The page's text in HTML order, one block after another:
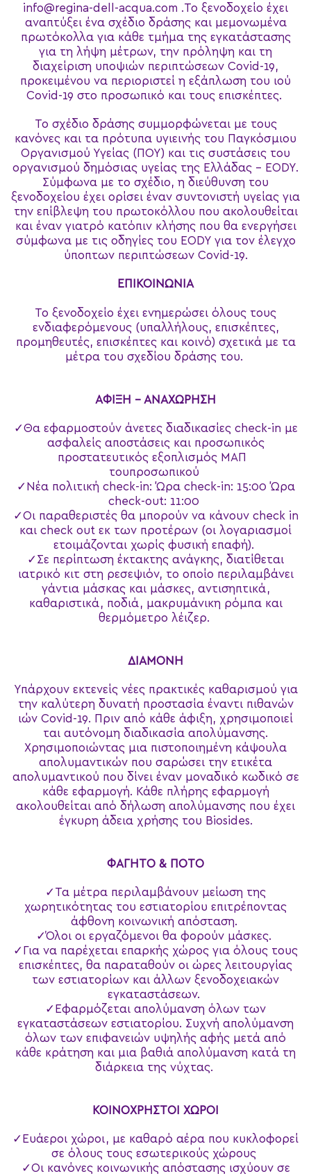
info@regina-dell-acqua.com .Το ξενοδοχείο έχει
αναπτύξει ένα σχέδιο δράσης και μεμονωμένα
πρωτόκολλα για κάθε τμήμα της εγκατάστασης
για τη λήψη μέτρων, την πρόληψη και τη
διαχείριση υποψιών περιπτώσεων Covid-19,
προκειμένου να περιοριστεί η εξάπλωση του ιού
Covid-19 στο προσωπικό και τους επισκέπτες.
Το σχέδιο δράσης συμμορφώνεται με τους
κανόνες και τα πρότυπα υγιεινής του Παγκόσμιου
Οργανισμού Υγείας (ΠΟΥ) και τις συστάσεις του
οργανισμού δημόσιας υγείας της Ελλάδας - EODY.
Σύμφωνα με το σχέδιο, η διεύθυνση του
ξενοδοχείου έχει ορίσει έναν συντονιστή υγείας για
την επίβλεψη του πρωτοκόλλου που ακολουθείται
και έναν γιατρό κατόπιν κλήσης που θα ενεργήσει
σύμφωνα με τις οδηγίες του EODY για τον έλεγχο
ύποπτων περιπτώσεων Covid-19.
ΕΠΙΚΟΙΝΩΝΙΑ
Το ξενοδοχείο έχει ενημερώσει όλους τους
ενδιαφερόμενους (υπαλλήλους, επισκέπτες,
προμηθευτές, επισκέπτες και κοινό) σχετικά με τα
μέτρα του σχεδίου δράσης του.
ΑΦΙΞΗ - ΑΝΑΧΩΡΗΣΗ
Θα εφαρμοστούν άνετες διαδικασίες check-in με
ασφαλείς αποστάσεις και προσωπικός
προστατευτικός εξοπλισμός ΜΑΠ
τουπροσωπικού
Νέα πολιτική check-in: Ώρα check-in: 15:00 Ώρα
check-out: 11:00
Οι παραθεριστές θα μπορούν να κάνουν check in
και check out εκ των προτέρων (οι λογαριασμοί
ετοιμάζονται χωρίς φυσική επαφή).
Σε περίπτωση έκτακτης ανάγκης, διατίθεται
ιατρικό κιτ στη ρεσεψιόν, το οποίο περιλαμβάνει
γάντια μάσκας και μάσκες, αντισηπτικά,
καθαριστικά, ποδιά, μακρυμάνικη ρόμπα και
θερμόμετρο λέιζερ.
ΔΙΑΜΟΝΗ
Υπάρχουν εκτενείς νέες πρακτικές καθαρισμού για
την καλύτερη δυνατή προστασία έναντι πιθανών
ιών Covid-19. Πριν από κάθε άφιξη, χρησιμοποιεί
ται αυτόνομη διαδικασία απολύμανσης.
Χρησιμοποιώντας μια πιστοποιημένη κάψουλα
απολυμαντικών που σαρώσει την ετικέτα
απολυμαντικού που δίνει έναν μοναδικό κωδικό σε
κάθε εφαρμογή. Κάθε πλήρης εφαρμογή
ακολουθείται από δήλωση απολύμανσης που έχει
έγκυρη άδεια χρήσης του Biosides.
ΦΑΓΗΤΟ & ΠΟΤΟ
Τα μέτρα περιλαμβάνουν μείωση της
χωρητικότητας του εστιατορίου επιτρέποντας
άφθονη κοινωνική απόσταση.
Όλοι οι εργαζόμενοι θα φορούν μάσκες.
Για να παρέχεται επαρκής χώρος για όλους τους
επισκέπτες, θα παραταθούν οι ώρες λειτουργίας
των εστιατορίων και άλλων ξενοδοχειακών
εγκαταστάσεων.
Εφαρμόζεται απολύμανση όλων των
εγκαταστάσεων εστιατορίου. Συχνή απολύμανση
όλων των επιφανειών υψηλής αφής μετά από
κάθε κράτηση και μια βαθιά απολύμανση κατά τη
διάρκεια της νύχτας.
ΚΟΙΝΟΧΡΗΣΤΟΙ ΧΩΡΟΙ
Ευάεροι χώροι, με καθαρό αέρα που κυκλοφορεί
σε όλους τους εσωτερικούς χώρους
Οι κανόνες κοινωνικής απόστασης ισχύουν σε